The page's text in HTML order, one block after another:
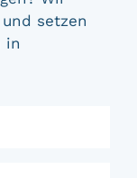
setzen
in